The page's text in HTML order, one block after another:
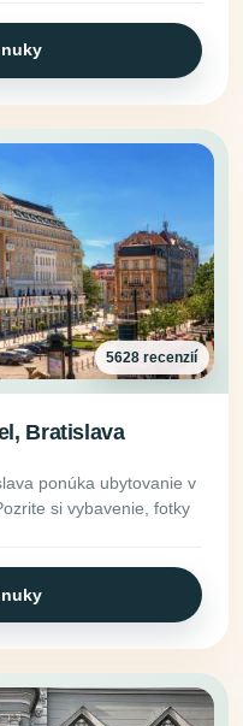
5628 recenzií
Bratislava
ponúka ubytovanie v
si vybavenie, fotky